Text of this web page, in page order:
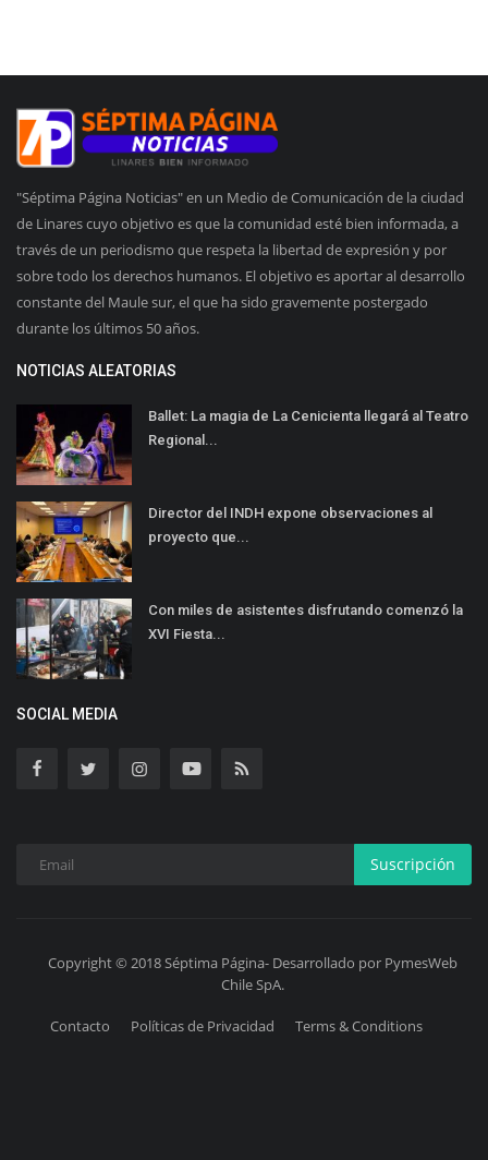
"Séptima Página Noticias" en un Medio de Comunicación de la ciudad
de Linares cuyo objetivo es que la comunidad esté bien informada, a
través de un periodismo que respeta la libertad de expresión y por
sobre todo los derechos humanos. El objetivo es aportar al desarrollo
constante del Maule sur, el que ha sido gravemente postergado
durante los últimos 50 años.
NOTICIAS ALEATORIAS
Ballet: La magia de La Cenicienta llegará al Teatro
Regional...
Director del INDH expone observaciones al
proyecto que...
Con miles de asistentes disfrutando comenzó la
XVI Fiesta...
SOCIAL MEDIA
Suscripción
Copyright © 2018 Séptima Página- Desarrollado por PymesWeb
Chile SpA.
Contacto Políticas de Privacidad Terms & Conditions